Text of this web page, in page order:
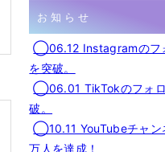
お知らせ
◯06.12 Instagramのフ
を突破。
◯06.01 TikTokのフォロ
破。
◯10.11 YouTubeチャン
万人を達成！